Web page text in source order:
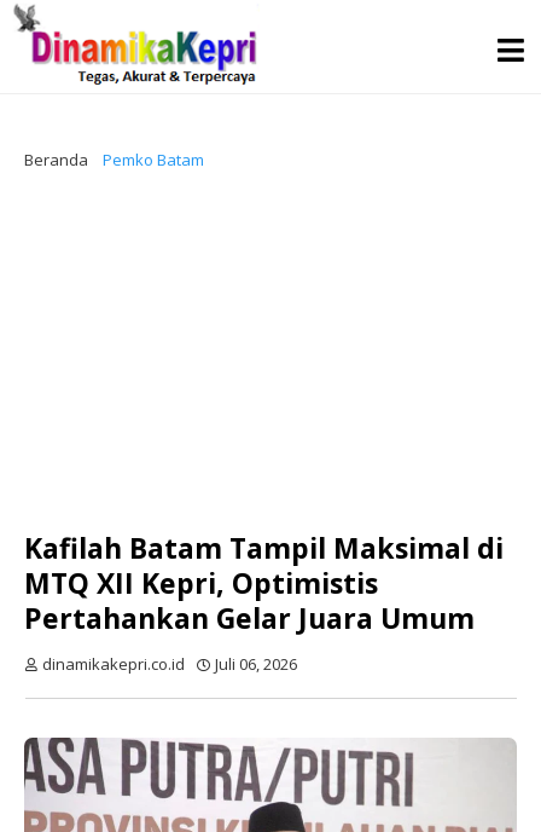
Beranda Pemko Batam
Kafilah Batam Tampil Maksimal di
MTQ XII Kepri, Optimistis
Pertahankan Gelar Juara Umum
dinamikakepri.co.id Juli 06, 2026